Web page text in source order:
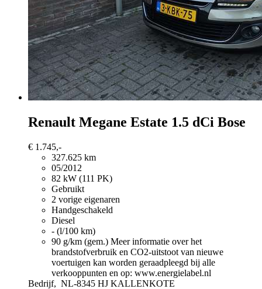
Renault Megane Estate 1.5 dCi Bose
€ 1.745,-
327.625 km
05/2012
82 kW (111 PK)
Gebruikt
2 vorige eigenaren
Handgeschakeld
Diesel
- (l/100 km)
90 g/km (gem.) Meer informatie over het
brandstofverbruik en CO2-uitstoot van nieuwe
voertuigen kan worden geraadpleegd bij alle
verkooppunten en op: www.energielabel.nl
Bedrijf, NL-8345 HJ KALLENKOTE